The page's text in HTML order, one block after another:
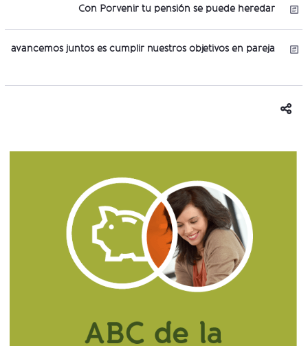
Con Porvenir tu pensión se puede heredar
avancemos juntos es cumplir nuestros objetivos en pareja